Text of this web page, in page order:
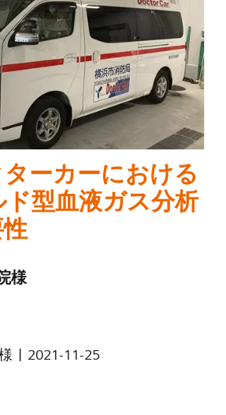
ーカーにおける
型血液ガス分析
様
| 2021-11-25